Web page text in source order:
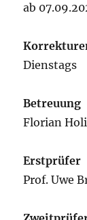
ab
Dienstags
Betreuung
Florian
Erstprüfer
Prof. Uwe